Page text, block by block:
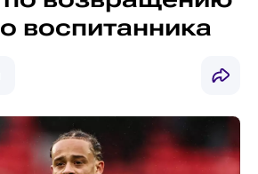
воспитанника